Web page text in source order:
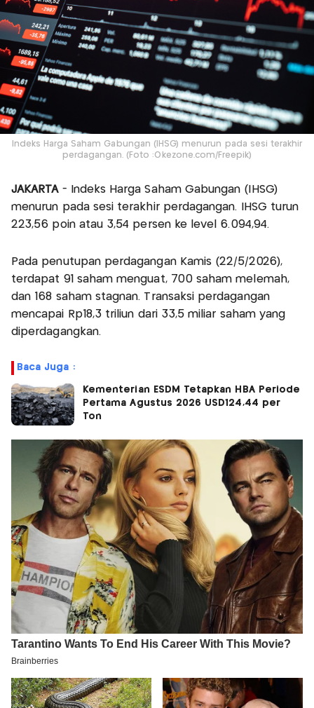
Indeks Harga Saham Gabungan (IHSG) menurun pada sesi terakhir
perdagangan. (Foto :Okezone.com/Freepik)
JAKARTA - Indeks Harga Saham Gabungan (IHSG)
menurun pada sesi terakhir perdagangan. IHSG turun
223,56 poin atau 3,54 persen ke level 6.094,94.
Pada penutupan perdagangan Kamis (22/5/2026),
terdapat 91 saham menguat, 700 saham melemah,
dan 168 saham stagnan. Transaksi perdagangan
mencapai Rp18,3 triliun dari 33,5 miliar saham yang
diperdagangkan.
Baca Juga :
Kementerian ESDM Tetapkan HBA Periode
Pertama Agustus 2026 USD124,44 per
Ton